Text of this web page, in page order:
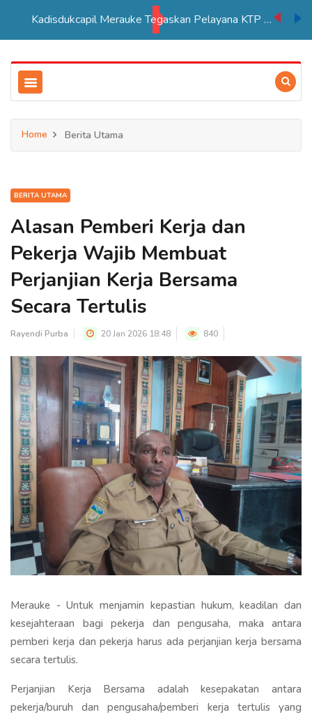
Kadisdukcapil Merauke Tegaskan Pelayana KTP Sesuai SOP
Home Berita Utama
BERITA UTAMA
Alasan Pemberi Kerja dan
Pekerja Wajib Membuat
Perjanjian Kerja Bersama
Secara Tertulis
Rayendi Purba 20 Jan 2026 18:48 840
Merauke - Untuk menjamin kepastian hukum, keadilan dan
kesejahteraan bagi pekerja dan pengusaha, maka antara
pemberi kerja dan pekerja harus ada perjanjian kerja bersama
secara tertulis.
Perjanjian Kerja Bersama adalah kesepakatan antara
pekerja/buruh dan pengusaha/pemberi kerja tertulis yang